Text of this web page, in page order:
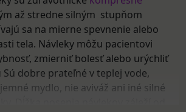
až stredne silným stupňom
sa na mierne spevnenie alebo
tela. Návleky môžu pacientovi
zmierniť bolesť alebo urýchliť
dobre prateľné v teplej vode,
mydlo, nie aviváž ani iné silné